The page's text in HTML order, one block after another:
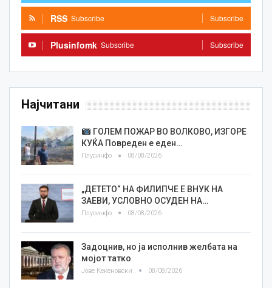
RSS Subscribe Subscribe
Plusinfomk Subscribe Subscribe
Најчитани
ГОЛЕМ ПОЖАР ВО ВОЛКОВО, ИЗГОРЕ
КУЌА Повреден е еден…
Плусинфо 08/08/2026
„ДЕТЕТО“ НА ФИЛИПЧЕ Е ВНУК НА
ЗАЕВИ, УСЛОВНО ОСУДЕН НА…
Плусинфо 08/08/2026
Задоцнив, но ја исполнив желбата на
мојот татко
Јове Кекеновски 08/08/2026